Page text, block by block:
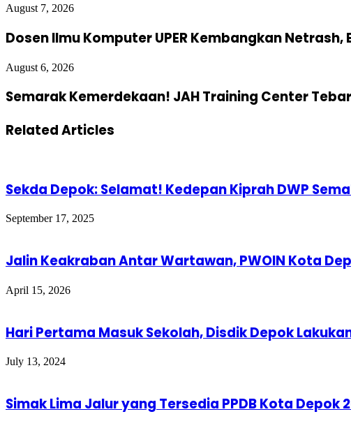
August 7, 2026
Dosen Ilmu Komputer UPER Kembangkan
August 6, 2026
Semarak Kemerdekaan! JAH Training Center
Related Articles
Sekda Depok: Selamat! Kedepan Kiprah DWP
September 17, 2025
Jalin Keakraban Antar Wartawan, PWOIN Kota
April 15, 2026
Hari Pertama Masuk Sekolah, Disdik Depok
July 13, 2024
Simak Lima Jalur yang Tersedia PPDB Kota Depok